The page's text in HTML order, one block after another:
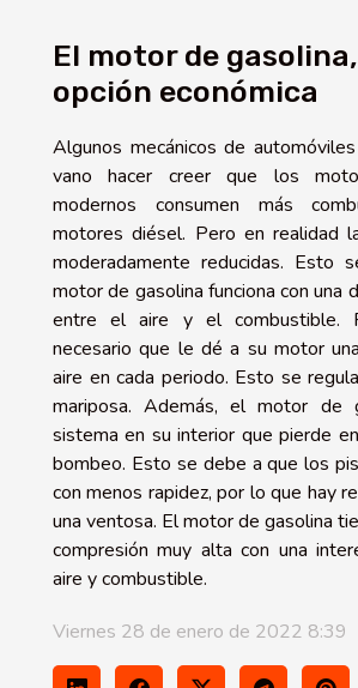
El motor de
opción económica
Algunos mecánicos de
vano hacer creer que los
modernos consumen más
motores diésel. Pero en realidad
moderadamente reducidas. Esto
motor de gasolina funciona con una
entre el aire y el combustible.
necesario que le dé a su motor
aire en cada periodo. Esto se
mariposa. Además, el motor de
sistema en su interior que pierde
bombeo. Esto se debe a que los
con menos rapidez, por lo que hay
una ventosa. El motor de gasolina
compresión muy alta con una
aire y combustible.
Viernes 28 de enero de 2022 8:39